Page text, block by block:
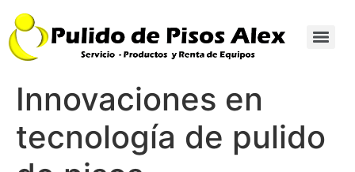
Innovaciones en
tecnología de pulido